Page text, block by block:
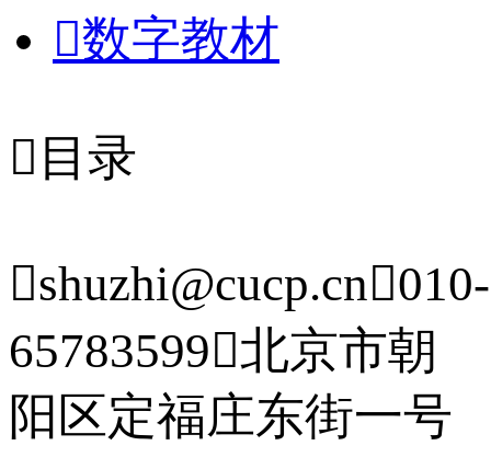
数字教材
 目录
shuzhi@cucp.cn010-
65783599北京市朝
阳区定福庄东街一号